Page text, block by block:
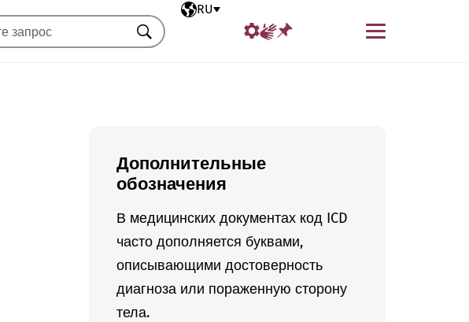
Выбранный язык
RU
Меню
Искать
Дополнительные
обозначения
В медицинских документах код ICD
часто дополняется буквами,
описывающими достоверность
диагноза или пораженную сторону
тела.